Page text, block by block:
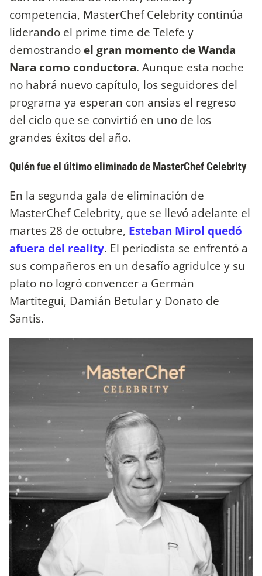
competencia, MasterChef Celebrity continúa
liderando el prime time de Telefe y
demostrando el gran momento de Wanda
Nara como conductora. Aunque esta noche
no habrá nuevo capítulo, los seguidores del
programa ya esperan con ansias el regreso
del ciclo que se convirtió en uno de los
grandes éxitos del año.
Quién fue el último eliminado de MasterChef Celebrity
En la segunda gala de eliminación de
MasterChef Celebrity, que se llevó adelante el
martes 28 de octubre, Esteban Mirol quedó
afuera del reality. El periodista se enfrentó a
sus compañeros en un desafío agridulce y su
plato no logró convencer a Germán
Martitegui, Damián Betular y Donato de
Santis.